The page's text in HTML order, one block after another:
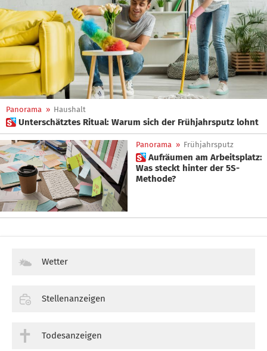
Panorama » Haushalt
 Unterschätztes Ritual: Warum sich der Frühjahrsputz lohnt
Panorama » Frühjahrsputz
 Aufräumen am Arbeitsplatz:
Was steckt hinter der 5S-
Methode?
Wetter
Stellenanzeigen
Todesanzeigen